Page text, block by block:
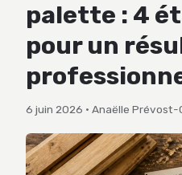
JARDINAGE
palette : 4
pour un
6 juin 2026 · Anaëlle Prévost-